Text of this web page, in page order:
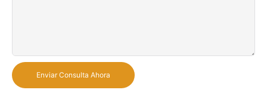
Enviar Consulta Ahora